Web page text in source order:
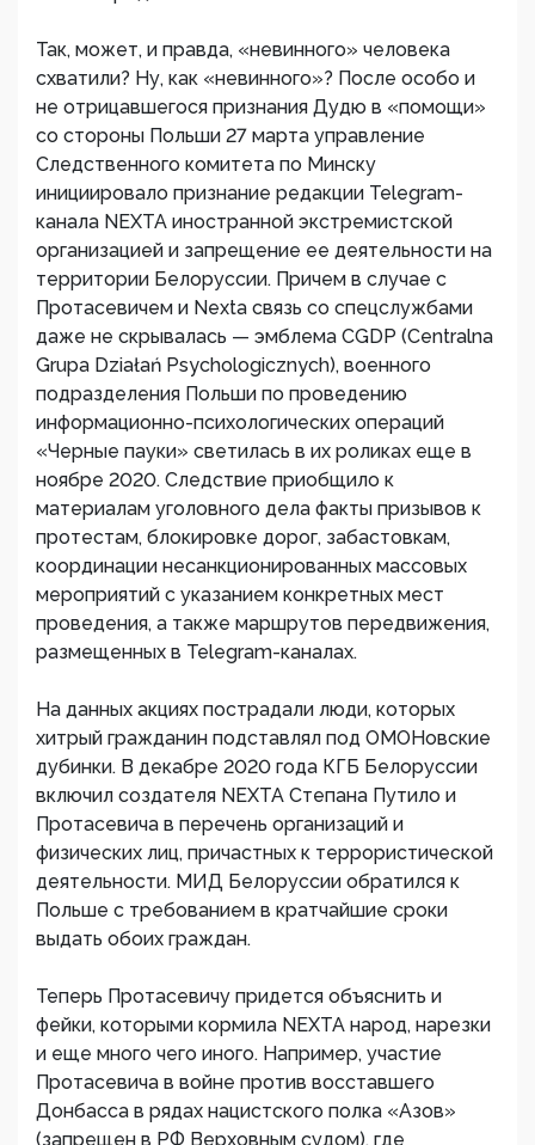
Так, может, и правда, «невинного» человека
схватили? Ну, как «невинного»? После особо и
не отрицавшегося признания Дудю в «помощи»
со стороны Польши 27 марта управление
Следственного комитета по Минску
инициировало признание редакции Telegram-
канала NEXTA иностранной экстремистской
организацией и запрещение ее деятельности на
территории Белоруссии. Причем в случае с
Протасевичем и Nexta связь со спецслужбами
даже не скрывалась — эмблема CGDP (Centralna
Grupa Działań Psychologicznych), военного
подразделения Польши по проведению
информационно-психологических операций
«Черные пауки» светилась в их роликах еще в
ноябре 2020. Следствие приобщило к
материалам уголовного дела факты призывов к
протестам, блокировке дорог, забастовкам,
координации несанкционированных массовых
мероприятий с указанием конкретных мест
проведения, а также маршрутов передвижения,
размещенных в Telegram-каналах.
На данных акциях пострадали люди, которых
хитрый гражданин подставлял под ОМОНовские
дубинки. В декабре 2020 года КГБ Белоруссии
включил создателя NEXTA Степана Путило и
Протасевича в перечень организаций и
физических лиц, причастных к террористической
деятельности. МИД Белоруссии обратился к
Польше с требованием в кратчайшие сроки
выдать обоих граждан.
Теперь Протасевичу придется объяснить и
фейки, которыми кормила NEXTA народ, нарезки
и еще много чего иного. Например, участие
Протасевича в войне против восставшего
Донбасса в рядах нацистского полка «Азов»
(запрещен в РФ Верховным судом), где